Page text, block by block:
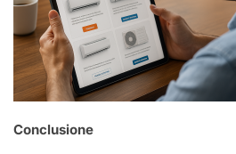
Conclusione